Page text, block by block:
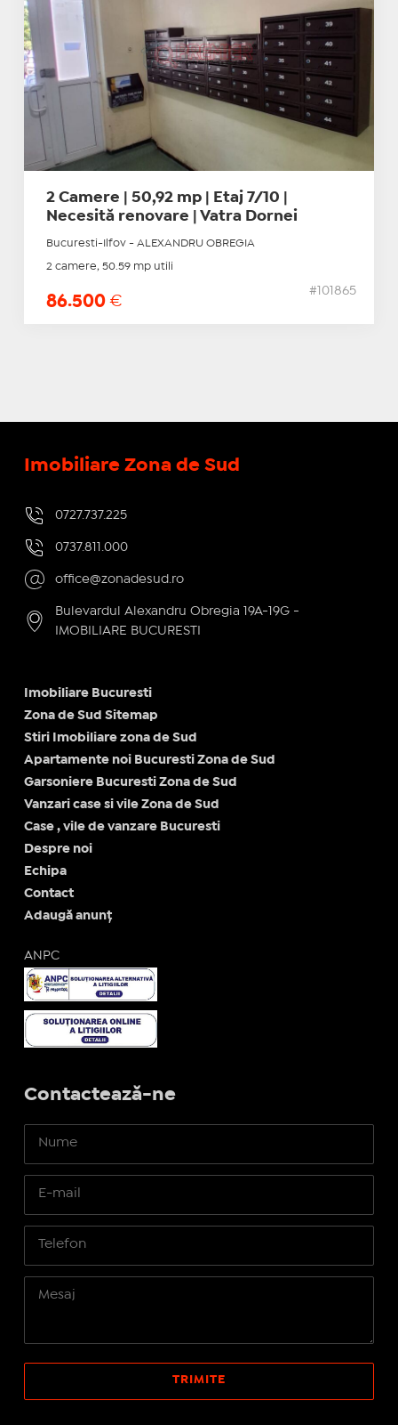
2 Camere | 50,92 mp | Etaj 7/10 |
Necesită renovare | Vatra Dornei
Bucuresti-Ilfov - ALEXANDRU OBREGIA
2 camere, 50.59 mp utili
86.500 €
#101865
Imobiliare Zona de Sud
0727.737.225
0737.811.000
office@zonadesud.ro
Bulevardul Alexandru Obregia 19A-19G -
IMOBILIARE BUCURESTI
Imobiliare Bucuresti
Zona de Sud Sitemap
Stiri Imobiliare zona de Sud
Apartamente noi Bucuresti Zona de Sud
Garsoniere Bucuresti Zona de Sud
Vanzari case si vile Zona de Sud
Case , vile de vanzare Bucuresti
Despre noi
Echipa
Contact
Adaugă anunț
ANPC
Contactează-ne